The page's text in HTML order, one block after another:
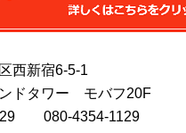
西新宿6-5-1
ドタワー モバフ20F
080-4354-1129